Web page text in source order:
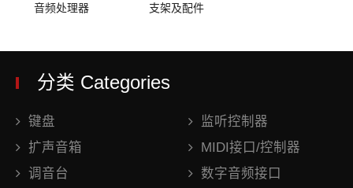
音频处理器 支架及配件
分类 Categories
键盘
监听控制器
扩声音箱
MIDI接口/控制器
调音台
数字音频接口